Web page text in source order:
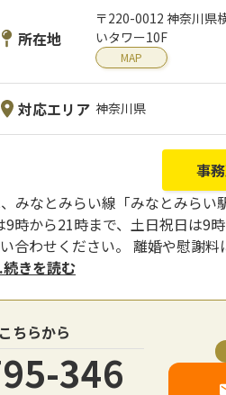
所在地
〒220-0012 神奈川県
いタワー10F
MAP
対応エリア 神奈川県
事
みなとみらい線「みなとみらい
時から21時まで、土日祝日は9
合わせください。 離婚や慰謝
きを読む
ちらから
346